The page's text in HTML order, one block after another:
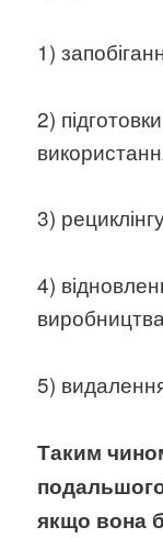
1)
2)
3)
4)
виробництва
5)
Таким
якщо вона